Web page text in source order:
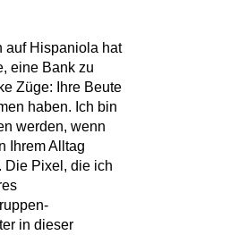
auf Hispaniola hat
eine Bank zu
Züge: Ihre Beute
haben. Ich bin
werden, wenn
Ihrem Alltag
Die Pixel, die ich
in dieser